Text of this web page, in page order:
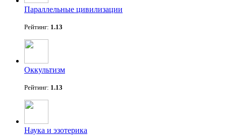
Параллельные цивилизации
Рейтинг: 1.13
Оккультизм
Рейтинг: 1.13
Наука и эзотерика